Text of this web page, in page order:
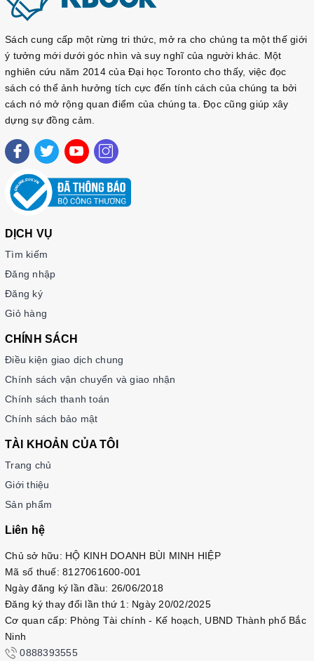
Sách cung cấp một rừng tri thức, mở ra cho chúng ta một thế giới
ý tưởng mới dưới góc nhìn và suy nghĩ của người khác. Một
nghiên cứu năm 2014 của Đại học Toronto cho thấy, việc đọc
sách có thể ảnh hưởng tích cực đến tính cách của chúng ta bởi
cách nó mở rộng quan điểm của chúng ta. Đọc cũng giúp xây
dựng sự đồng cảm.
DỊCH VỤ
Tìm kiếm
Đăng nhập
Đăng ký
Giỏ hàng
CHÍNH SÁCH
Điều kiện giao dịch chung
Chính sách vận chuyển và giao nhận
Chính sách thanh toán
Chính sách bảo mật
TÀI KHOẢN CỦA TÔI
Trang chủ
Giới thiệu
Sản phẩm
Liên hệ
Chủ sở hữu: HỘ KINH DOANH BÙI MINH HIỆP
Mã số thuế: 8127061600-001
Ngày đăng ký lần đầu: 26/06/2018
Đăng ký thay đổi lần thứ 1: Ngày 20/02/2025
Cơ quan cấp: Phòng Tài chính - Kế hoạch, UBND Thành phố Bắc
Ninh
0888393555